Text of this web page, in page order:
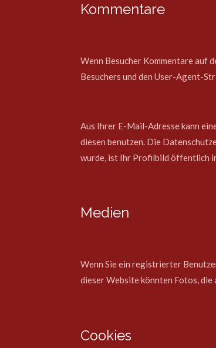
Kommentare
Wenn Besucher Kommentare auf
Besuchers und den User-Agent-
Aus Ihrer E-Mail-Adresse kann
diesen benutzen. Die
wurde, ist Ihr Profilbild öffentlich
Medien
Wenn Sie ein registrierter
dieser Website könnten Fotos,
Cookies